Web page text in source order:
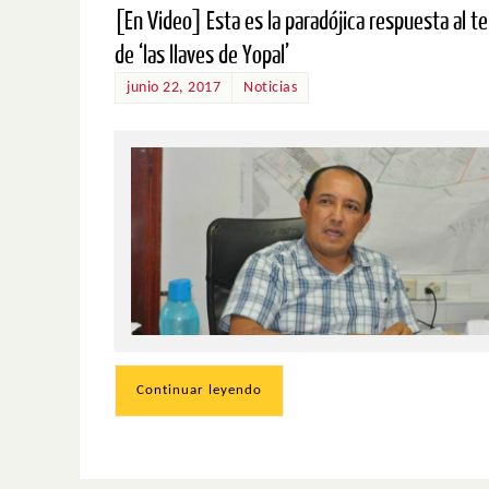
[En Video] Esta es la paradójica respuesta al
de ‘las llaves de Yopal’
junio 22, 2017 Noticias
Continuar leyendo